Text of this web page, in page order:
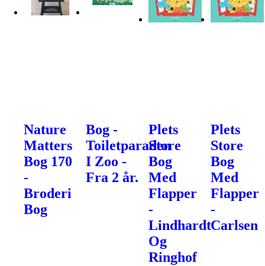
Nature
Matters
Bog 170
-
Broderi
Bog
Bog -
Toiletparaden
I Zoo -
Fra 2 år.
Plets
Store
Bog
Med
Flapper
-
Lindhardt
Og
Ringhof
Plets
Store
Bog
Med
Flapper
-
Carlsen